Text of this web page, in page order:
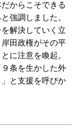
からこそできる
強調しました。
解決していく立
田政権がその平
に注意を喚起。
条を生かした外
と支援を呼びか